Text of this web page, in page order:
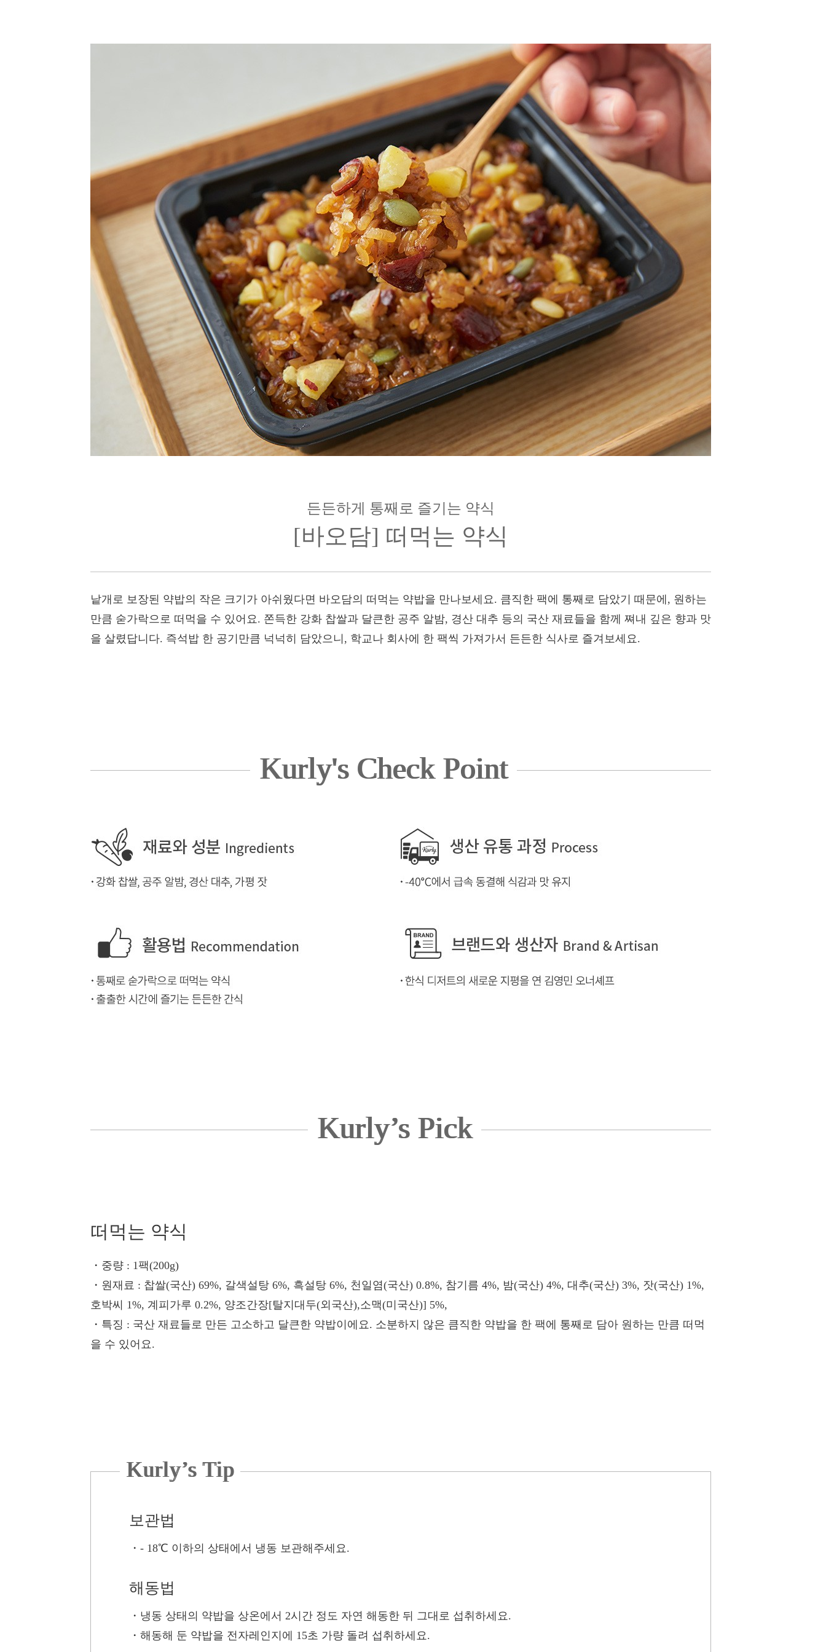
든든하게 통째로 즐기는 약식
[바오담] 떠먹는 약식
낱개로 보장된 약밥의 작은 크기가 아쉬웠다면 바오담의 떠먹는 약밥을 만나보세요. 큼직한 팩에 통째로 담았기 때문에, 원하는
만큼 숟가락으로 떠먹을 수 있어요. 쫀득한 강화 찹쌀과 달큰한 공주 알밤, 경산 대추 등의 국산 재료들을 함께 쪄내 깊은 향과 맛
을 살렸답니다. 즉석밥 한 공기만큼 넉넉히 담았으니, 학교나 회사에 한 팩씩 가져가서 든든한 식사로 즐겨보세요.
Kurly's Check Point
Kurly’s Pick
떠먹는 약식
・중량 : 1팩(200g)
・원재료 : 찹쌀(국산) 69%, 갈색설탕 6%, 흑설탕 6%, 천일염(국산) 0.8%, 참기름 4%, 밤(국산) 4%, 대추(국산) 3%, 잣(국산) 1%,
호박씨 1%, 계피가루 0.2%, 양조간장[탈지대두(외국산),소맥(미국산)] 5%,
・특징 : 국산 재료들로 만든 고소하고 달큰한 약밥이에요. 소분하지 않은 큼직한 약밥을 한 팩에 통째로 담아 원하는 만큼 떠먹
을 수 있어요.
Kurly’s Tip
보관법
・ - 18℃ 이하의 상태에서 냉동 보관해주세요.
해동법
・ 냉동 상태의 약밥을 상온에서 2시간 정도 자연 해동한 뒤 그대로 섭취하세요.
・ 해동해 둔 약밥을 전자레인지에 15초 가량 돌려 섭취하세요.